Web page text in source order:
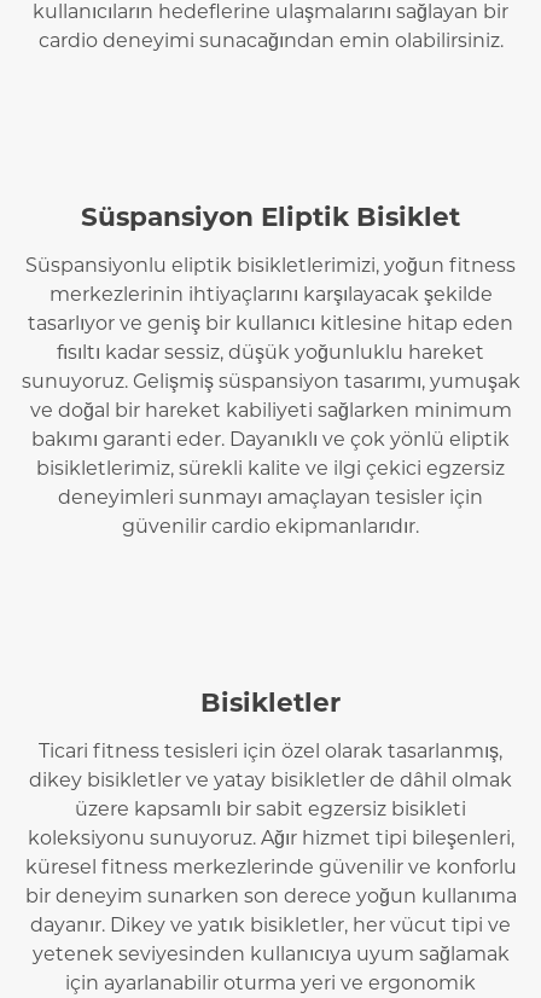
kullanıcıların hedeflerine ulaşmalarını sağlayan bir
cardio deneyimi sunacağından emin olabilirsiniz.
Süspansiyon Eliptik Bisiklet
Süspansiyonlu eliptik bisikletlerimizi, yoğun fitness
merkezlerinin ihtiyaçlarını karşılayacak şekilde
tasarlıyor ve geniş bir kullanıcı kitlesine hitap eden
fısıltı kadar sessiz, düşük yoğunluklu hareket
sunuyoruz. Gelişmiş süspansiyon tasarımı, yumuşak
ve doğal bir hareket kabiliyeti sağlarken minimum
bakımı garanti eder. Dayanıklı ve çok yönlü eliptik
bisikletlerimiz, sürekli kalite ve ilgi çekici egzersiz
deneyimleri sunmayı amaçlayan tesisler için
güvenilir cardio ekipmanlarıdır.
Bisikletler
Ticari fitness tesisleri için özel olarak tasarlanmış,
dikey bisikletler ve yatay bisikletler de dâhil olmak
üzere kapsamlı bir sabit egzersiz bisikleti
koleksiyonu sunuyoruz. Ağır hizmet tipi bileşenleri,
küresel fitness merkezlerinde güvenilir ve konforlu
bir deneyim sunarken son derece yoğun kullanıma
dayanır. Dikey ve yatık bisikletler, her vücut tipi ve
yetenek seviyesinden kullanıcıya uyum sağlamak
için ayarlanabilir oturma yeri ve ergonomik